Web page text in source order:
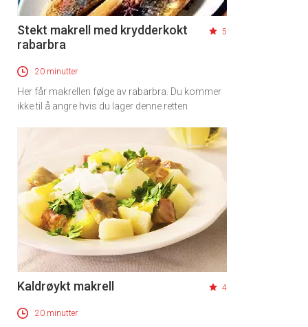
Stekt makrell med krydderkokt
rabarbra
5
20 minutter
Her får makrellen følge av rabarbra. Du kommer
ikke til å angre hvis du lager denne retten
Kaldrøykt makrell 4
20 minutter